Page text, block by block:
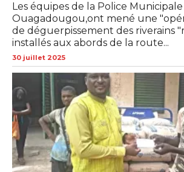
Les équipes de la Police
Ouagadougou,ont mené une
de déguerpissement des riverains
installés aux abords de la route...
30 juillet 2025